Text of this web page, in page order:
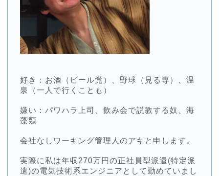
好き：お酒（ビール党）、野球（見る専）、温
泉（一人で行くことも）
嫌い：パワハラ上司、飲み会で説教する奴、海
藻類
会社なしワーキング管理人のアキと申します。
実際に私は年収270万円の正社員型派遣(特定派
遣)の電気技術系エンジニアとして勤めていまし